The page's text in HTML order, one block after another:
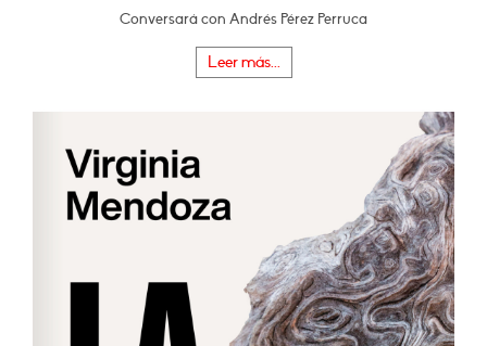
Conversará con Andrés Pérez Perruca
Leer más...